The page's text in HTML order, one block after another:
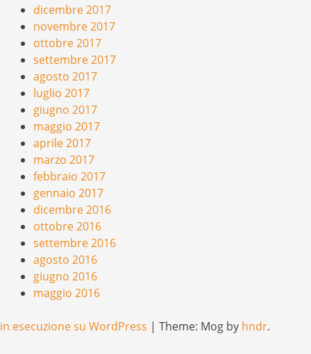
dicembre 2017
novembre 2017
ottobre 2017
settembre 2017
agosto 2017
luglio 2017
giugno 2017
maggio 2017
aprile 2017
marzo 2017
febbraio 2017
gennaio 2017
dicembre 2016
ottobre 2016
settembre 2016
agosto 2016
giugno 2016
maggio 2016
in esecuzione su WordPress | Theme: Mog by hndr.